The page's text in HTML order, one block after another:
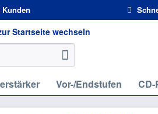
Kunden
Vor-/Endstufen